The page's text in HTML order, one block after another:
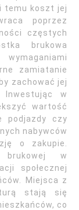
temu koszt jej
poprzez
częstych
brukowa
zamiatanie
zachować jej
w
wartość
podjazdy czy
nabywców
o zakupie.
brukowej w
społecznej
Miejsca z
stają się
co